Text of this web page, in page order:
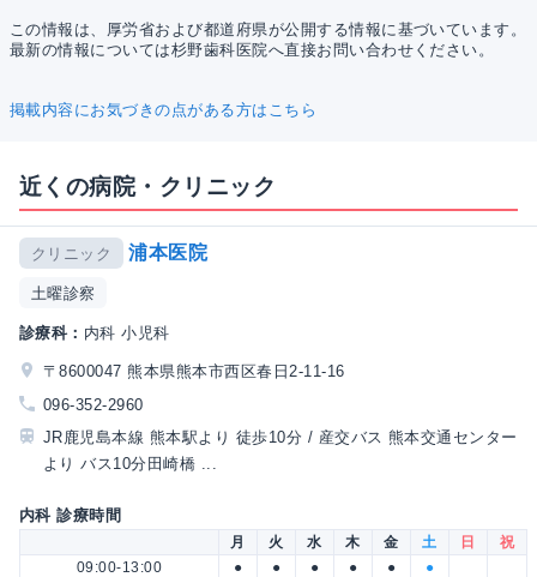
この情報は、厚労省および都道府県が公開する情報に基づいています。
最新の情報については杉野歯科医院へ直接お問い合わせください。
掲載内容にお気づきの点がある方はこちら
近くの病院・クリニック
クリニック 浦本医院
土曜診察
診療科： 内科 小児科
〒8600047 熊本県熊本市西区春日2-11-16
096-352-2960
JR鹿児島本線 熊本駅より 徒歩10分 / 産交バス 熊本交通センター
より バス10分田崎橋 ...
内科 診療時間
月 火 水 木 金 土 日
祝
09:00-13:00
● ● ● ● ●
●